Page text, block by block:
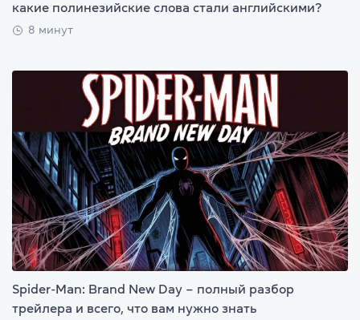
какие полинезийские слова стали английскими?
8 минут
Spider-Man: Brand New Day – полный разбор
трейлера и всего, что вам нужно знать